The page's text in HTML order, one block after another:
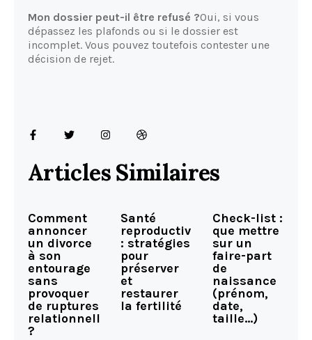
Mon dossier peut-il être refusé ?Oui, si vous
dépassez les plafonds ou si le dossier est
incomplet. Vous pouvez toutefois contester une
décision de rejet.
Articles Similaires
Comment
annoncer
un divorce
à son
entourage
sans
provoquer
de ruptures
relationnelles
?
Santé
reproductive
: stratégies
pour
préserver
et
restaurer
la fertilité
Check-list :
que mettre
sur un
faire-part
de
naissance
(prénom,
date,
taille…)